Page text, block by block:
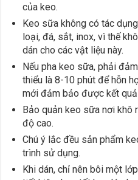
của keo.
Keo sữa không có tác
loại, đá, sắt, inox, vì thế
dán cho các vật liệu này.
Nếu pha keo sữa, phải
thiểu là 8-10 phút để hỗn
mới đảm bảo được kết
Bảo quản keo sữa nơi khô
độ cao.
Chú ý lắc đều sản phẩm
trình sử dụng.
Khi dán, chỉ nên bôi một